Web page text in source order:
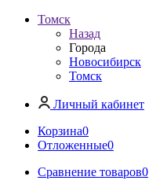
Томск
Назад
Города
Новосибирск
Томск
Личный кабинет
Корзина0
Отложенные0
Сравнение товаров0